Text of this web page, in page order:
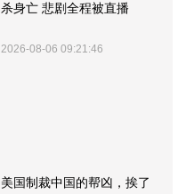
杀身亡 悲剧全程被直播
2026-08-06 09:21:46
美国制裁中国的帮凶，挨了